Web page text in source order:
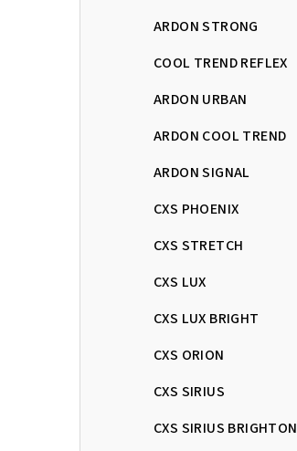
ARDON STRONG
COOL TREND REFLEX
ARDON URBAN
ARDON COOL TREND
ARDON SIGNAL
CXS PHOENIX
CXS STRETCH
CXS LUX
CXS LUX BRIGHT
CXS ORION
CXS SIRIUS
CXS SIRIUS BRIGHTON